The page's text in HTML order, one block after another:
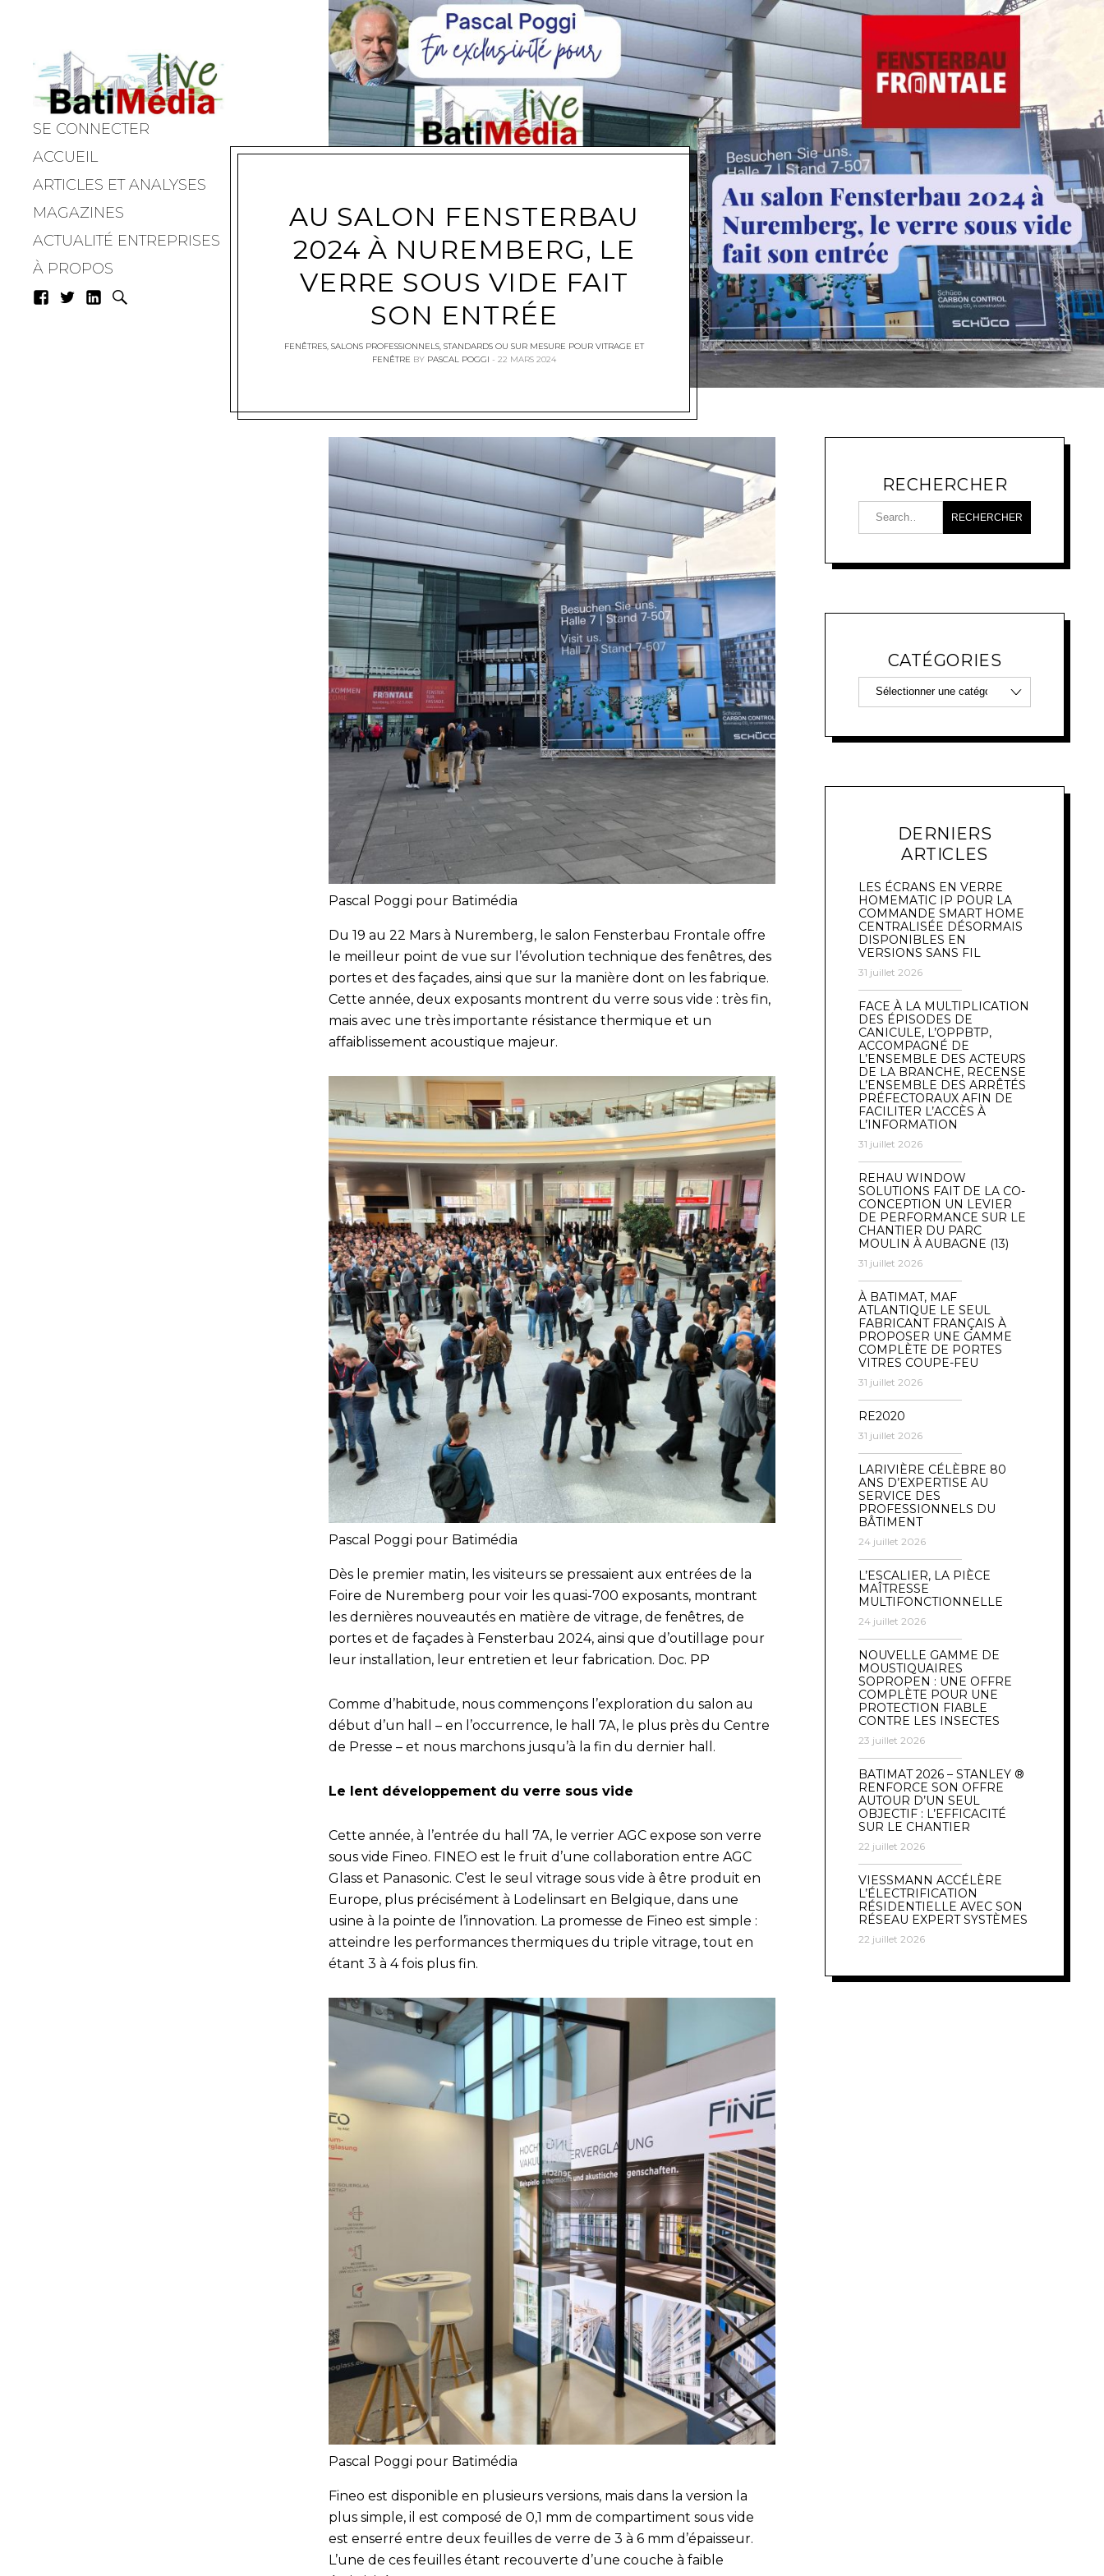
Batimedialive
SE CONNECTER
ACCUEIL
ARTICLES ET ANALYSES
MAGAZINES
ACTUALITÉ ENTREPRISES
À PROPOS
AU SALON FENSTERBAU
2024 À NUREMBERG, LE
VERRE SOUS VIDE FAIT
SON ENTRÉE
FENÊTRES, SALONS PROFESSIONNELS, STANDARDS OU SUR MESURE POUR VITRAGE ET
FENÊTRE BY PASCAL POGGI 22 MARS 2024
Pascal Poggi pour Batimédia
Du 19 au 22 Mars à Nuremberg, le salon Fensterbau Frontale offre
le meilleur point de vue sur l’évolution technique des fenêtres, des
portes et des façades, ainsi que sur la manière dont on les fabrique.
Cette année, deux exposants montrent du verre sous vide : très fin,
mais avec une très importante résistance thermique et un
affaiblissement acoustique majeur.
Pascal Poggi pour Batimédia
Dès le premier matin, les visiteurs se pressaient aux entrées de la
Foire de Nuremberg pour voir les quasi-700 exposants, montrant
les dernières nouveautés en matière de vitrage, de fenêtres, de
portes et de façades à Fensterbau 2024, ainsi que d’outillage pour
leur installation, leur entretien et leur fabrication. Doc. PP
Comme d’habitude, nous commençons l’exploration du salon au
début d’un hall – en l’occurrence, le hall 7A, le plus près du Centre
de Presse – et nous marchons jusqu’à la fin du dernier hall.
Le lent développement du verre sous vide
Cette année, à l’entrée du hall 7A, le verrier AGC expose son verre
sous vide Fineo. FINEO est le fruit d’une collaboration entre AGC
Glass et Panasonic. C’est le seul vitrage sous vide à être produit en
Europe, plus précisément à Lodelinsart en Belgique, dans une
usine à la pointe de l’innovation. La promesse de Fineo est simple :
atteindre les performances thermiques du triple vitrage, tout en
étant 3 à 4 fois plus fin.
Pascal Poggi pour Batimédia
Fineo est disponible en plusieurs versions, mais dans la version la
plus simple, il est composé de 0,1 mm de compartiment sous vide
est enserré entre deux feuilles de verre de 3 à 6 mm d’épaisseur.
L’une de ces feuilles étant recouverte d’une couche à faible
RECHERCHER
CATÉGORIES
DERNIERS
ARTICLES
LES ÉCRANS EN VERRE
HOMEMATIC IP POUR LA
COMMANDE SMART HOME
CENTRALISÉE DÉSORMAIS
DISPONIBLES EN
VERSIONS SANS FIL
31 juillet 2026
FACE À LA MULTIPLICATION
DES ÉPISODES DE
CANICULE, L’OPPBTP,
ACCOMPAGNÉ DE
L’ENSEMBLE DES ACTEURS
DE LA BRANCHE, RECENSE
L’ENSEMBLE DES ARRÊTÉS
PRÉFECTORAUX AFIN DE
FACILITER L’ACCÈS À
L’INFORMATION
31 juillet 2026
REHAU WINDOW
SOLUTIONS FAIT DE LA CO-
CONCEPTION UN LEVIER
DE PERFORMANCE SUR LE
CHANTIER DU PARC
MOULIN À AUBAGNE (13)
31 juillet 2026
À BATIMAT, MAF
ATLANTIQUE LE SEUL
FABRICANT FRANÇAIS À
PROPOSER UNE GAMME
COMPLÈTE DE PORTES
VITRES COUPE-FEU
31 juillet 2026
RE2020
31 juillet 2026
LARIVIÈRE CÉLÈBRE 80
ANS D’EXPERTISE AU
SERVICE DES
PROFESSIONNELS DU
BÂTIMENT
24 juillet 2026
L’ESCALIER, LA PIÈCE
MAÎTRESSE
MULTIFONCTIONNELLE
24 juillet 2026
NOUVELLE GAMME DE
MOUSTIQUAIRES
SOPROPEN : UNE OFFRE
COMPLÈTE POUR UNE
PROTECTION FIABLE
CONTRE LES INSECTES
23 juillet 2026
BATIMAT 2026 – STANLEY ®
RENFORCE SON OFFRE
AUTOUR D’UN SEUL
OBJECTIF : L’EFFICACITÉ
SUR LE CHANTIER
22 juillet 2026
VIESSMANN ACCÉLÈRE
L’ÉLECTRIFICATION
RÉSIDENTIELLE AVEC SON
RÉSEAU EXPERT SYSTÈMES
22 juillet 2026